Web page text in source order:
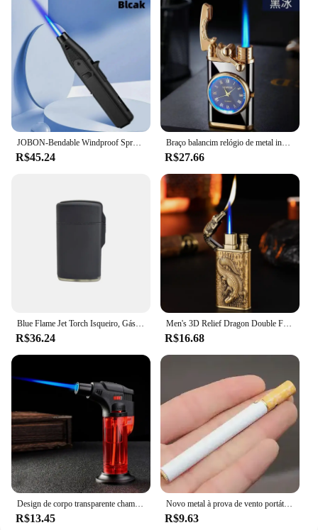
R$45.24
Braço balancim relógio de metal incomum gás isqueiros jet butano tocha isqueiro à prova de vento cigarro charuto isqueiro gadgets para homem wlth caixa
R$27.66
R$36.24
Men's 3D Relief Dragon Double Fire Isqueiro, Open Fire Conversão, Metal Windproof Jet, Crocodilo, Fumar Isqueiro a Gás, Presente, 2024
R$16.68
Design de corpo transparente chama de jato alto gás butano recarregável ajustável tocha de jato de butano mais leve ferramenta de ignição de chama
R$13.45
Novo metal à prova de vento portátil ignição visível janela ar inflável tocha mais leve cozinha ao ar livre ferramenta fumar masculino presente
R$9.63